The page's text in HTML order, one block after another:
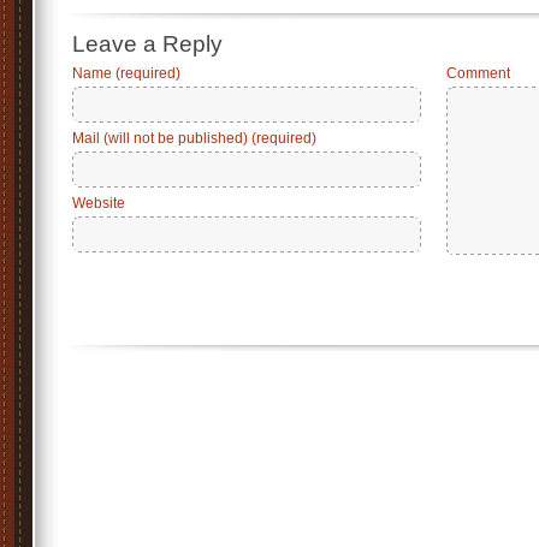
Leave a Reply
Name (required)
Mail (will not be published) (required)
Website
Comment